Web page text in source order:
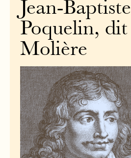
Jean-Baptiste
Poquelin, dit
Molière